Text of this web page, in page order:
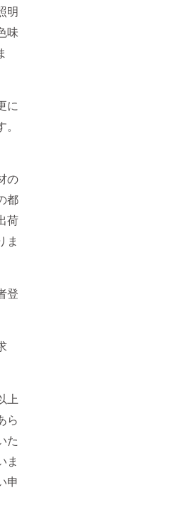
明
味
に
の
都
荷
ま
登
上
ら
た
ま
申